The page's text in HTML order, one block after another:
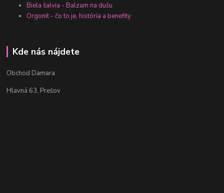
Biela šalvia - Balzam na dušu
Orgonit - čo to je, história a benefity
Kde nás nájdete
Obchod Damara
Hlavná 63, Prešov